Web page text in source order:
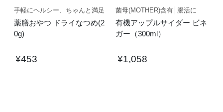
手軽にヘルシー、ちゃんと満足
薬膳おやつ ドライなつめ(2
0g)
¥453
菌母(MOTHER)含有│腸活に
有機アップルサイダー ビネ
ガー（300ml）
¥1,058